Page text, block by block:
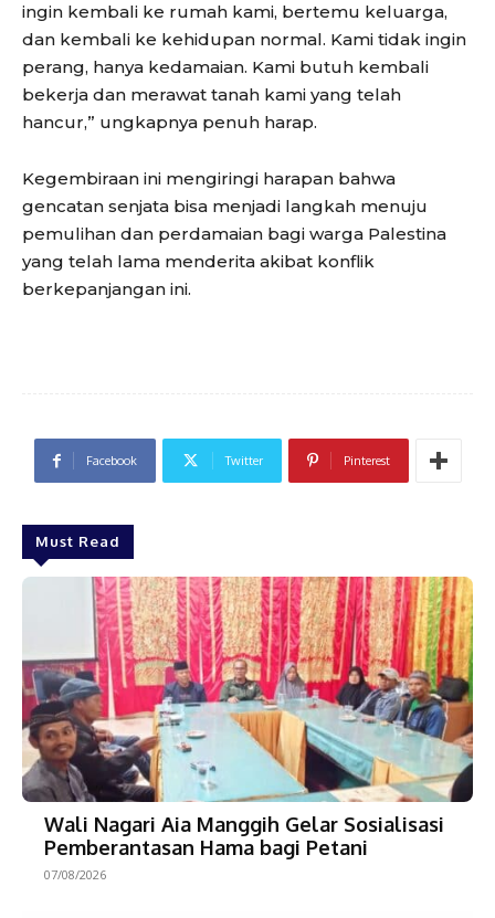
ingin kembali ke rumah kami, bertemu keluarga,
dan kembali ke kehidupan normal. Kami tidak ingin
perang, hanya kedamaian. Kami butuh kembali
bekerja dan merawat tanah kami yang telah
hancur,” ungkapnya penuh harap.
Kegembiraan ini mengiringi harapan bahwa
gencatan senjata bisa menjadi langkah menuju
pemulihan dan perdamaian bagi warga Palestina
yang telah lama menderita akibat konflik
berkepanjangan ini.
Facebook Twitter Pinterest
Must Read
Wali Nagari Aia Manggih Gelar Sosialisasi
Pemberantasan Hama bagi Petani
07/08/2026